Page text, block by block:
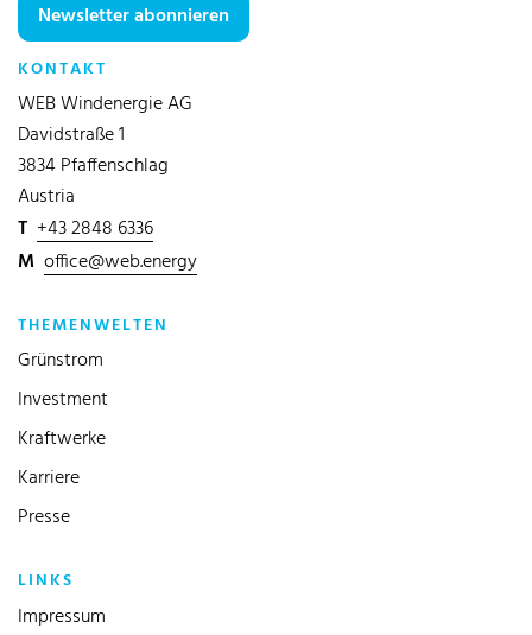
Newsletter abonnieren
KONTAKT
WEB Windenergie AG
Davidstraße 1
3834 Pfaffenschlag
Austria
T +43 2848 6336
M office@web.energy
THEMENWELTEN
Grünstrom
Investment
Kraftwerke
Karriere
Presse
LINKS
Impressum